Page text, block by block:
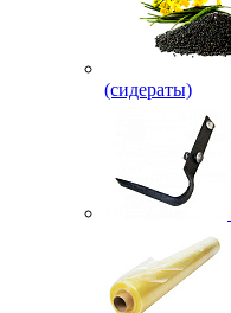
(сидераты)